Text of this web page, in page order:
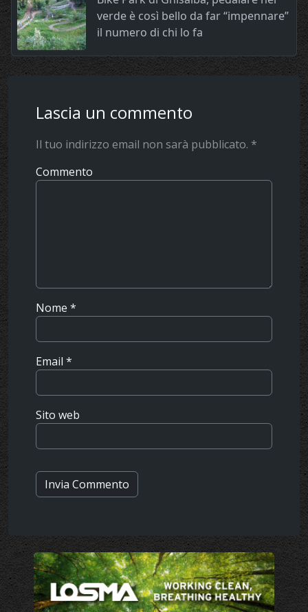
verde è così bello da far “impennare”
il numero di chi lo fa
Lascia un commento
Il tuo indirizzo email non sarà pubblicato. *
Commento
Nome *
Email *
Sito web